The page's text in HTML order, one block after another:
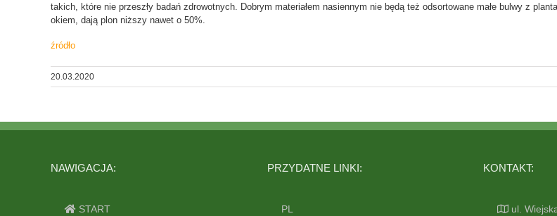
takich, które nie przeszły badań zdrowotnych. Dobrym materiałem nasiennym nie będą też odsortowane małe bulwy z
okiem, dają plon niższy nawet o 50%.
źródło
20.03.2020
NAWIGACJA:
START
PRZYDATNE LINKI:
PL
KONTAKT:
ul.